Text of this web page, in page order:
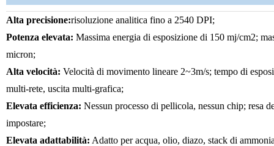
Alta precisione:risoluzione analitica fino a 2540 DPI;
Potenza elevata: Massima energia di esposizione di 150 mj/cm2;
micron;
Alta velocità: Velocità di movimento lineare 2~3m/s; tempo di
multi-rete, uscita multi-grafica;
Elevata efficienza: Nessun processo di pellicola, nessun chip; resa
impostare;
Elevata adattabilità: Adatto per acqua, olio, diazo, stack di